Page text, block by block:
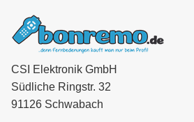
CSI Elektronik GmbH
Südliche Ringstr. 32
91126 Schwabach